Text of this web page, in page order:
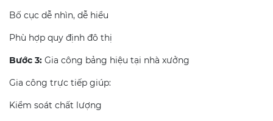
Bố cục dễ nhìn, dễ hiểu
Phù hợp quy định đô thị
Bước 3: Gia công bảng hiệu tại nhà xưởng
Gia công trực tiếp giúp:
Kiểm soát chất lượng